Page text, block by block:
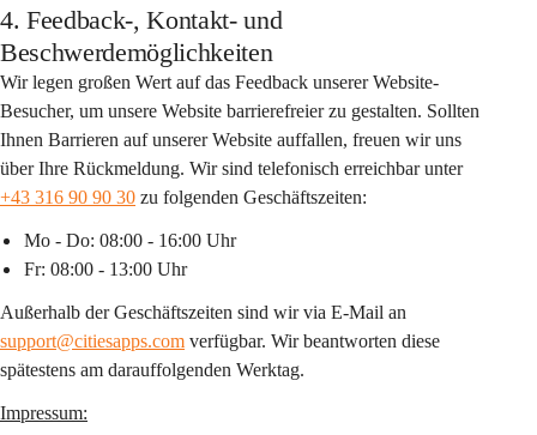
4. Feedback-, Kontakt- und
Beschwerdemöglichkeiten
Wir legen großen Wert auf das Feedback unserer Website-
Besucher, um unsere Website barrierefreier zu gestalten. Sollten
Ihnen Barrieren auf unserer Website auffallen, freuen wir uns
über Ihre Rückmeldung. Wir sind telefonisch erreichbar unter
+43 316 90 90 30 zu folgenden Geschäftszeiten:
Mo - Do: 08:00 - 16:00 Uhr
Fr: 08:00 - 13:00 Uhr
Außerhalb der Geschäftszeiten sind wir via E-Mail an
support@citiesapps.com verfügbar. Wir beantworten diese
spätestens am darauffolgenden Werktag.
Impressum: